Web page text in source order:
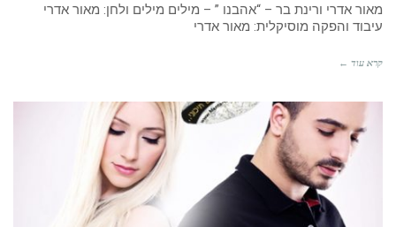
מאור אדרי ורינת בר – “אהבנו ” – מילים מילים ולחן: מאור אדרי
עיבוד והפקה מוסיקלית: מאור אדרי
קרא עוד ←